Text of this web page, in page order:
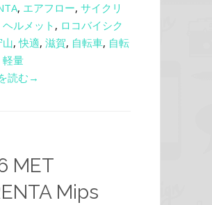
, エアフロー, サイクリ
ヘルメット , ロコバイシク
山,快適, 滋賀, 自転車, 自転
軽量
読む→
MET
Mips